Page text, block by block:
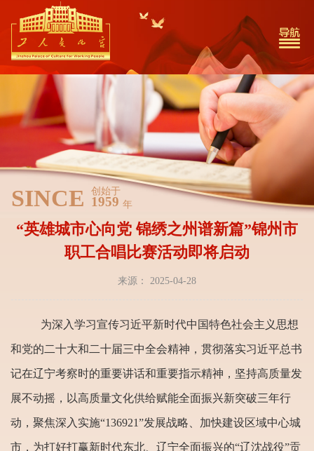
SINCE 创始于
1959 年
“英雄城市心向党 锦绣之州谱新篇”锦州市
职工合唱比赛活动即将启动
来源： 2025-04-28
为深入学习宣传习近平新时代中国特色社会主义思想
和党的二十大和二十届三中全会精神，贯彻落实习近平总书
记在辽宁考察时的重要讲话和重要指示精神，坚持高质量发
展不动摇，以高质量文化供给赋能全面振兴新突破三年行
动，聚焦深入实施“136921”发展战略、加快建设区域中心城
市，为打好打赢新时代东北、辽宁全面振兴的“辽沈战役”贡